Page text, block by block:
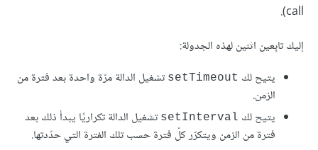
call).
إليك تابِعين اثنين لهذه الجدولة:
يتيح لك ‎setTimeout‎ تشغيل الدالة مرّة واحدة بعد فترة من
الزمن.
يتيح لك ‎setInterval‎ تشغيل الدالة تكراريًا يبدأ ذلك بعد
فترة من الزمن ويتكرّر كلّ فترة حسب تلك الفترة التي حدّدتها.